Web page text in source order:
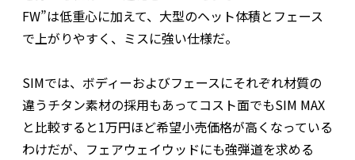
FW”は低重心に加えて、大型のヘット体積とフェース
で上がりやすく、ミスに強い仕様だ。
SIMでは、ボディーおよびフェースにそれぞれ材質の
違うチタン素材の採用もあってコスト面でもSIM MAX
と比較すると1万円ほど希望小売価格が高くなっている
わけだが、フェアウェイウッドにも強弾道を求める